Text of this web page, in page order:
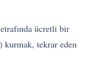
ücretli bir
tekrar eden